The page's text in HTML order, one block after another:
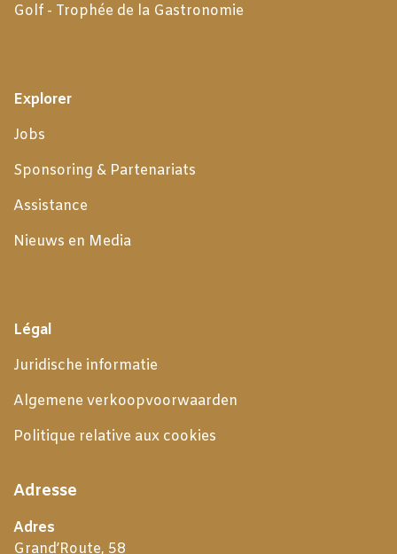
Golf - Trophée de la Gastronomie
Explorer
Jobs
Sponsoring & Partenariats
Assistance
Nieuws en Media
Légal
Juridische informatie
Algemene verkoopvoorwaarden
Politique relative aux cookies
Adresse
Adres
Grand’Route, 58